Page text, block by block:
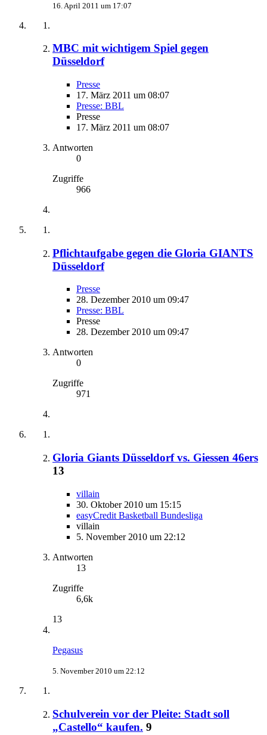
16. April 2011 um 17:07
MBC mit wichtigem Spiel gegen
Düsseldorf
Presse
17. März 2011 um 08:07
Presse: BBL
Presse
17. März 2011 um 08:07
Antworten
0
Zugriffe
966
Pflichtaufgabe gegen die Gloria GIANTS
Düsseldorf
Presse
28. Dezember 2010 um 09:47
Presse: BBL
Presse
28. Dezember 2010 um 09:47
Antworten
0
Zugriffe
971
Gloria Giants Düsseldorf vs. Giessen 46ers
13
villain
30. Oktober 2010 um 15:15
easyCredit Basketball Bundesliga
villain
5. November 2010 um 22:12
Antworten
13
Zugriffe
6,6k
13
Pegasus
5. November 2010 um 22:12
Schulverein vor der Pleite: Stadt soll
„Castello“ kaufen. 9